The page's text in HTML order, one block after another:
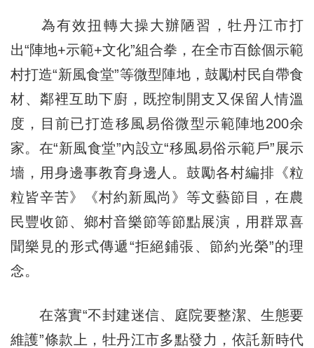
為有效扭轉大操大辦陋習，牡丹江市打
出“陣地+示範+文化”組合拳，在全市百餘個示範
村打造“新風食堂”等微型陣地，鼓勵村民自帶食
材、鄰裡互助下廚，既控制開支又保留人情溫
度，目前已打造移風易俗微型示範陣地200余
家。在“新風食堂”內設立“移風易俗示範戶”展示
墻，用身邊事教育身邊人。鼓勵各村編排《粒
粒皆辛苦》《村約新風尚》等文藝節目，在農
民豐收節、鄉村音樂節等節點展演，用群眾喜
聞樂見的形式傳遞“拒絕鋪張、節約光榮”的理
念。
在落實“不封建迷信、庭院要整潔、生態要
維護”條款上，牡丹江市多點發力，依託新時代